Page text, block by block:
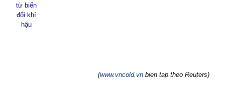
từ biến
đổi khí
hậu
(www.vncold.vn bien tap theo Reuters)